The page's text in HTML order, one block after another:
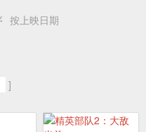
按上映日期
]